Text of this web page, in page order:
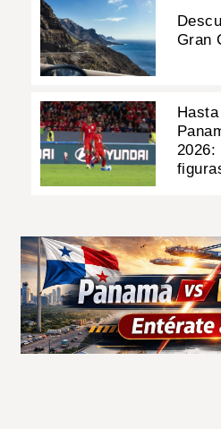
Gran
2026: